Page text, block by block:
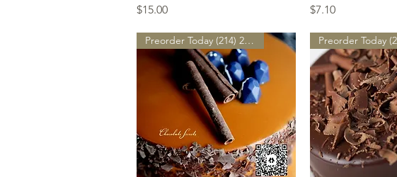
मूल्य
$15.00
मूल्य
$7.10
Preorder Today (214) 252-9801